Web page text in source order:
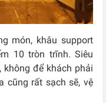
món, khâu support
10 tròn trĩnh. Siêu
để khách phải
cũng rất sạch sẽ, vệ